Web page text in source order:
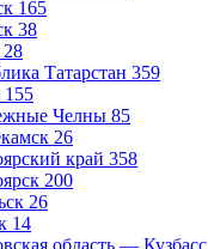
165
38
28
Татарстан 359
155
Челны 85
26
край 358
200
26
14
область — Кузбасс